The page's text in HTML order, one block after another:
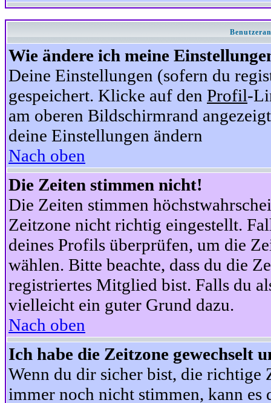
Wie ändere ich meine
Deine Einstellungen (sofern du
gespeichert. Klicke auf den Profil-
am oberen Bildschirmrand
deine Einstellungen ändern
Nach oben
Die Zeiten stimmen nicht!
Die Zeiten stimmen
Zeitzone nicht richtig eingestellt.
deines Profils überprüfen, um die
wählen. Bitte beachte, dass du die
registriertes Mitglied bist. Falls du
vielleicht ein guter Grund dazu.
Nach oben
Ich habe die Zeitzone gewechselt
Wenn du dir sicher bist, die richtige
immer noch nicht stimmen, kann es